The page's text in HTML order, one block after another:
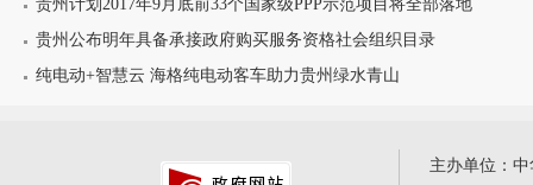
贵州计划2017年9月底前33个国家级PPP示范项目将全部落地
贵州公布明年具备承接政府购买服务资格社会组织目录
纯电动+智慧云 海格纯电动客车助力贵州绿水青山
主办单位：